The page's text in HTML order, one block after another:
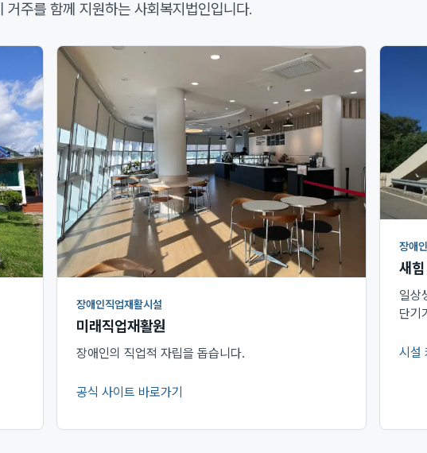
주를 함께 지원하는 사회복지법인입니다.
장애인직업재활시설
미래직업재활원
장애인의 직업적 자립을 돕습니다.
공식 사이트 바로가기
(새 창에서 열림)
장애
새힘
일상
단기
시설
(새